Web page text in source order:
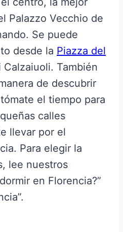
Palazzo Vecchio de
Se puede
desde la Piazza del
Calzaiuoli. También
de descubrir
el tiempo para
calles
llevar por el
Para elegir la
lee nuestros
en Florencia?”